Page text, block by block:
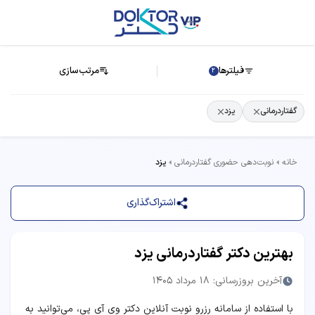
فیلترها 2 مرتب‌سازی
گفتاردرمانی یزد
خانه نوبت‌دهی حضوری گفتاردرمانی یزد
اشتراک‌گذاری
بهترین دکتر گفتاردرمانی یزد
آخرین بروزرسانی: 18 مرداد 1405
با استفاده از سامانه رزرو نوبت آنلاین دکتر وی آی پی، می‌توانید به